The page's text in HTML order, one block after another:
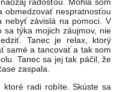
nespratnosťou
nebyť závislá na pomoci. V
sa týka mojich záujmov, nie
Tanec je relax, ktorý
samé a tancovať a tak som
Tanec sa jej tak páčil, že
zaspala.
ktoré radi robíte. Skúste sa